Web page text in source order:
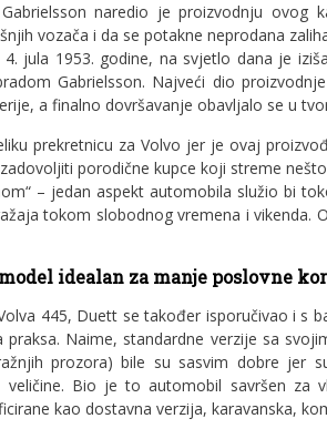
Gabrielsson naredio je proizvodnju
vozača i da se potakne neprodana
jula 1953. godine, na svjetlo dana je
Gabrielsson. Najveći dio
a finalno dovršavanje obavljalo se u
prekretnicu za Volvo jer je ovaj
porodične kupce koji streme
– jedan aspekt automobila služio bi
tokom slobodnog vremena i vikenda.
idealan za manje poslovne
445, Duett se također isporučivao i s
praksa. Naime, standardne verzije sa
prozora) bile su sasvim dobre jer
Bio je to automobil savršen za
kao dostavna verzija, karavanska,